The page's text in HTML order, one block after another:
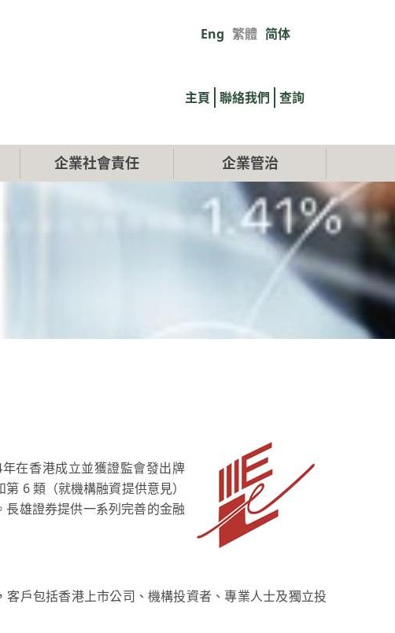
Eng 繁體 简体
links
主頁 聯絡我們 查詢
企業社會責任 企業管治
在香港成立並獲證監會發出牌
6 類（就機構融資提供意見）
雄證券提供一系列完善的金融
戶包括香港上市公司、機構投資者、專業人士及獨立投